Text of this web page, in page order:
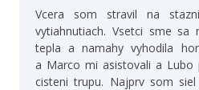
Vcera som stravil na
vytiahnutiach. Vsetci sme
tepla a namahy vyhodila
a Marco mi asistovali a Lubo
cisteni trupu. Najprv som